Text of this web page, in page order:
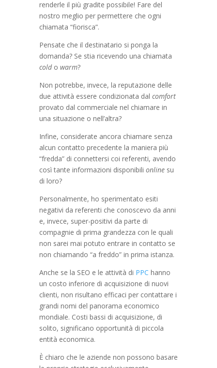
renderle il più gradite possibile! Fare del
nostro meglio per permettere che ogni
chiamata “fiorisca”.
Pensate che il destinatario si ponga la
domanda? Se stia ricevendo una chiamata
coldo warm?
Non potrebbe, invece, la reputazione delle
due attività essere condizionata dal comfort
provato dal commerciale nel chiamare in
una situazione o nell’altra?
Infine, considerate ancora chiamare senza
alcun contatto precedente la maniera più
“fredda” di connettersi coi referenti, avendo
così tante informazioni disponibili onlinesu
di loro?
Personalmente, ho sperimentato esiti
negativi da referenti che conoscevo da anni
e, invece, super-positivi da parte di
compagnie di prima grandezza con le quali
non sarei mai potuto entrare in contatto se
non chiamando “a freddo” in prima istanza.
Anche se la SEO e le attività di PPC hanno
un costo inferiore di acquisizione di nuovi
clienti, non risultano efficaci per contattare i
grandi nomi del panorama economico
mondiale. Costi bassi di acquisizione, di
solito, significano opportunità di piccola
entità economica.
È chiaro che le aziende non possono basare